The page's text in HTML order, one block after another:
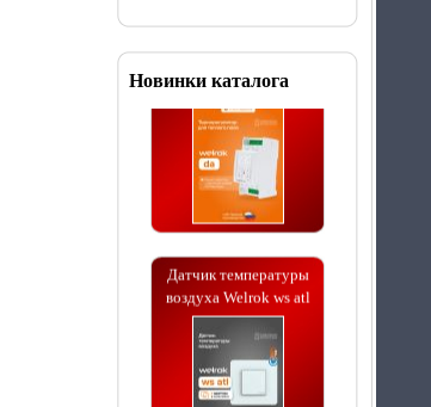
Новинки каталога
Датчик температуры